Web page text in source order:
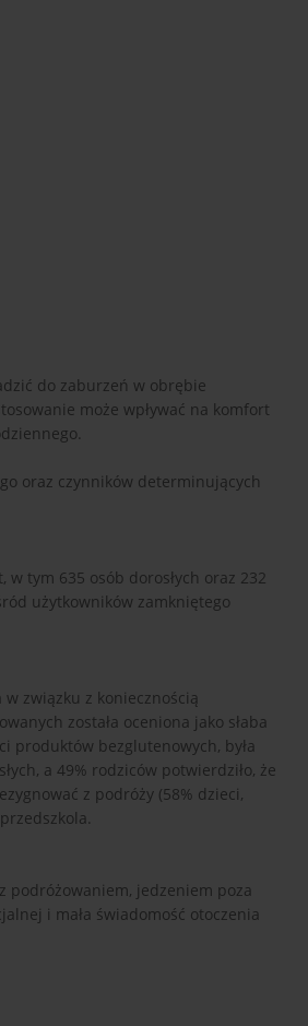
do zaburzeń w obrębie
może wpływać na komfort
oraz czynników determinujących
tym 635 osób dorosłych oraz 232
użytkowników zamkniętego
związku z koniecznością
została oceniona jako słaba
produktów bezglutenowych, była
a 49% rodziców potwierdziło, że
z podróży (58% dzieci,
podróżowaniem, jedzeniem poza
i mała świadomość otoczenia